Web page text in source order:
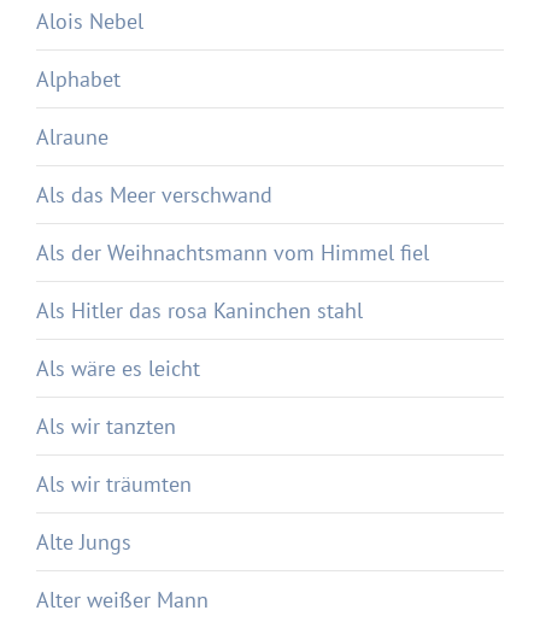
Alois Nebel
Alphabet
Alraune
Als das Meer verschwand
Als der Weihnachtsmann vom Himmel fiel
Als Hitler das rosa Kaninchen stahl
Als wäre es leicht
Als wir tanzten
Als wir träumten
Alte Jungs
Alter weißer Mann